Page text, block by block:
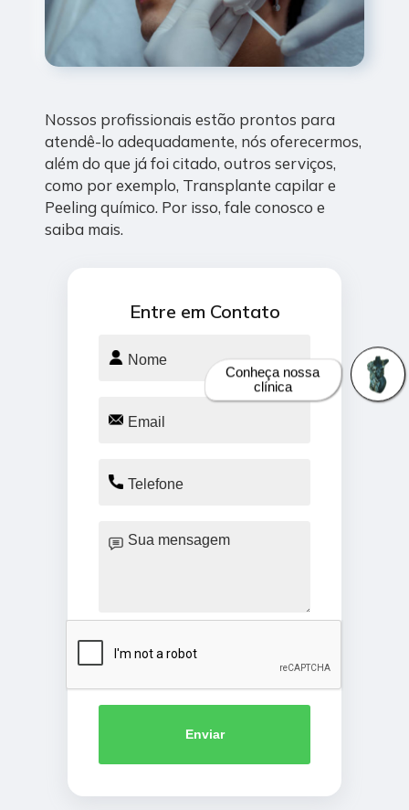
Nossos profissionais estão prontos para
atendê-lo adequadamente, nós oferecermos,
além do que já foi citado, outros serviços,
como por exemplo, Transplante capilar e
Peeling químico. Por isso, fale conosco e
saiba mais.
Entre em Contato
Enviar
Conheça nossa
clínica